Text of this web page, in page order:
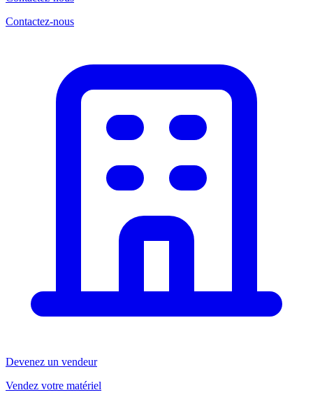
Contactez-nous
Devenez un vendeur
Vendez votre matériel